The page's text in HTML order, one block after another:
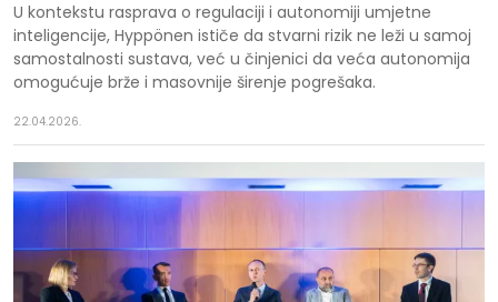
U kontekstu rasprava o regulaciji i autonomiji umjetne
inteligencije, Hyppönen ističe da stvarni rizik ne leži u samoj
samostalnosti sustava, već u činjenici da veća autonomija
omogućuje brže i masovnije širenje pogrešaka.
22.04.2026.